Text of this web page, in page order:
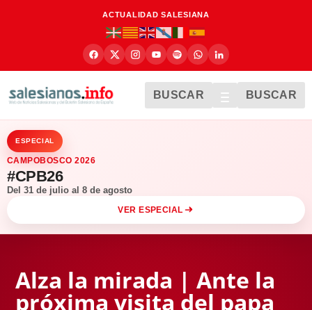
ACTUALIDAD SALESIANA
BUSCAR BUSCAR
ESPECIAL
CAMPOBOSCO 2026
#CPB26
Del 31 de julio al 8 de agosto
VER ESPECIAL
Alza la mirada | Ante la
próxima visita del papa